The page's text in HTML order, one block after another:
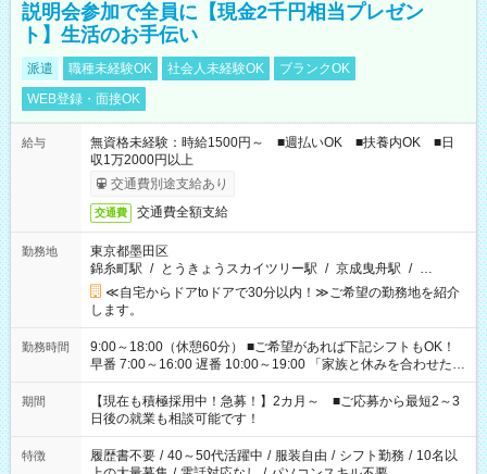
説明会参加で全員に【現金2千円相当プレゼン
ト】生活のお手伝い
派遣 職種未経験OK 社会人未経験OK
ブランクOK
WEB登録・面接OK
給与
無資格未経験：時給1500円～ ■週払いOK ■扶養内OK ■日
収1万2000円以上
交通費別途支給あり
交通費 交通費全額支給
勤務地
東京都墨田区
錦糸町駅 / とうきょうスカイツリー駅 / 京成曳舟駅 / …
≪自宅からドアtoドアで30分以内！≫ご希望の勤務地を紹介
します。
勤務時間
9:00～18:00（休憩60分） ■ご希望があれば下記シフトもOK！
早番 7:00～16:00 遅番 10:00～19:00 「家族と休みを合わせた
い」 「余裕を持って夕飯の準備がしたい」 「できれば残業はし
たくない」 など、ご希望を教えてくださいね。 ※Wワーク希望
の方へ 今ご覧のお仕事で希望する勤務時間と、もう1つのお仕事
の勤務時間。 合計で週40時間を超える場合は応募できません。
期間
【現在も積極採用中！急募！】2カ月～ ■ご応募から最短2～3
日後の就業も相談可能です！
特徴 履歴書不要 / 40～50代活躍中 / 服装自由 / シフト勤務 / 10名以